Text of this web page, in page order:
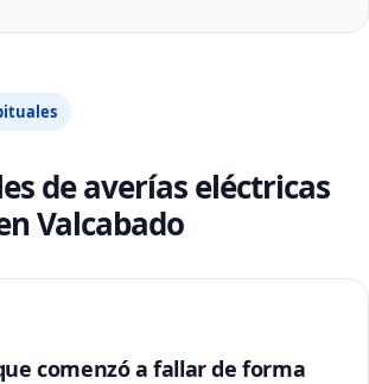
de averías eléctricas
Valcabado
comenzó a fallar de forma